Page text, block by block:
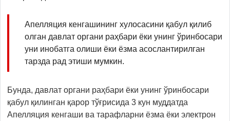
Апелляция кенгашининг хулосасини қабул қилиб
олган давлат органи раҳбари ёки унинг ўринбосари
уни инобатга олиши ёки ёзма асослантирилган
тарзда рад этиши мумкин.
Бунда, давлат органи раҳбари ёки унинг ўринбосари
қабул қилинган қарор тўғрисида 3 кун муддатда
Апелляция кенгаши ва тарафларни ёзма ёки электрон